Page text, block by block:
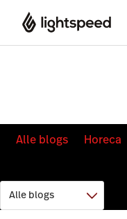
Alle blogs Horeca